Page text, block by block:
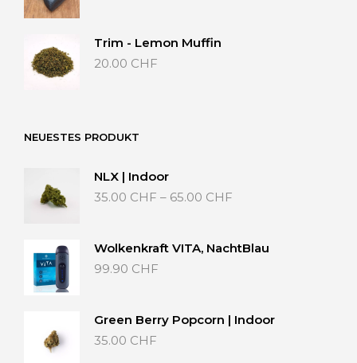
Trim - Lemon Muffin
20.00 CHF
NEUESTES PRODUKT
NLX | Indoor
35.00 CHF – 65.00 CHF
Wolkenkraft VITA, NachtBlau
99.90 CHF
Green Berry Popcorn | Indoor
35.00 CHF